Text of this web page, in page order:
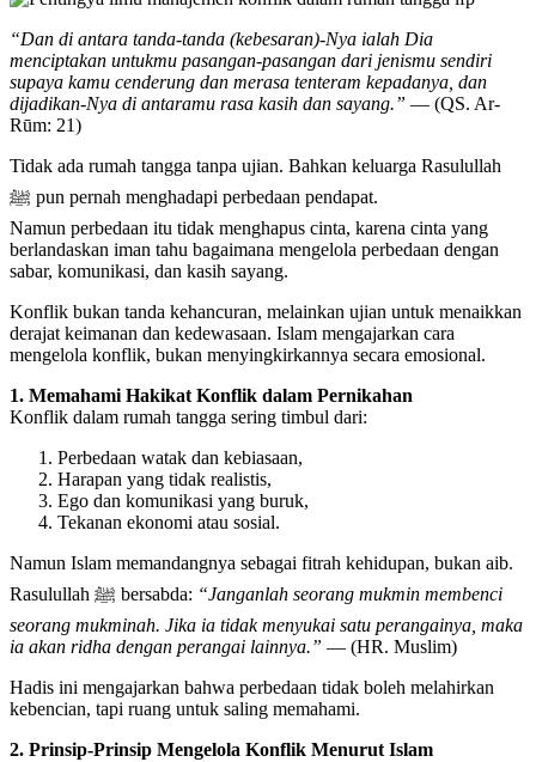
“Dan di antara tanda-tanda (kebesaran)-Nya ialah Dia
menciptakan untukmu pasangan-pasangan dari jenismu sendiri
supaya kamu cenderung dan merasa tenteram kepadanya, dan
dijadikan-Nya di antaramu rasa kasih dan sayang.” — (QS. Ar-
Rūm: 21)
Tidak ada rumah tangga tanpa ujian. Bahkan keluarga Rasulullah
ﷺ pun pernah menghadapi perbedaan pendapat.
Namun perbedaan itu tidak menghapus cinta, karena cinta yang
berlandaskan iman tahu bagaimana mengelola perbedaan dengan
sabar, komunikasi, dan kasih sayang.
Konflik bukan tanda kehancuran, melainkan ujian untuk menaikkan
derajat keimanan dan kedewasaan. Islam mengajarkan cara
mengelola konflik, bukan menyingkirkannya secara emosional.
1. Memahami Hakikat Konflik dalam Pernikahan
Konflik dalam rumah tangga sering timbul dari:
Perbedaan watak dan kebiasaan,
Harapan yang tidak realistis,
Ego dan komunikasi yang buruk,
Tekanan ekonomi atau sosial.
Namun Islam memandangnya sebagai fitrah kehidupan, bukan aib.
Rasulullah ﷺ bersabda: “Janganlah seorang mukmin membenci
seorang mukminah. Jika ia tidak menyukai satu perangainya, maka
ia akan ridha dengan perangai lainnya.” — (HR. Muslim)
Hadis ini mengajarkan bahwa perbedaan tidak boleh melahirkan
kebencian, tapi ruang untuk saling memahami.
2. Prinsip-Prinsip Mengelola Konflik Menurut Islam